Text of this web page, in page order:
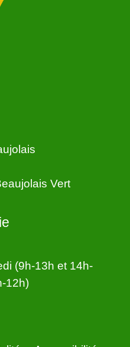
Vert
(9h-13h et 14h-
12h)